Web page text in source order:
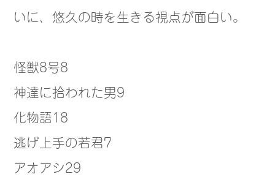
いに、悠久の時を生きる視点が面白い。
怪獣8号8
神達に拾われた男9
化物語18
逃げ上手の若君7
アオアシ29